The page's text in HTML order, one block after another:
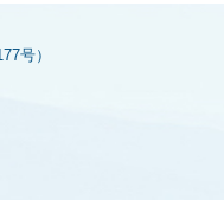
路177号）